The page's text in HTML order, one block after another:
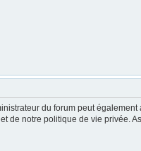
du forum peut
de notre politique de vie privée.